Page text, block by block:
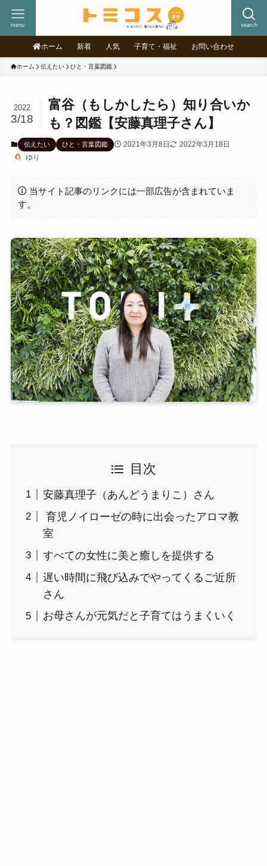
search
menu
ホーム 新着 人気 子育て・福祉 お問い合わせ
ホーム 伝えたい ひと・言葉図鑑
富谷（もしかしたら）知り合いか
も？図鑑【安藤真理子さん】
2022
3/18
伝えたい ひと・言葉図鑑 2021年3月8日
2022年3月18日
ゆり
当サイト記事のリンクには一部広告が含まれていま
す。
目次
安藤真理子（あんどうまりこ）さん
育児ノイローゼの時に出会ったアロマ教
室
すべての女性に美と癒しを提供する
遅い時間に飛び込みでやってくるご近所
さん
お母さんが元気だと子育てはうまくいく